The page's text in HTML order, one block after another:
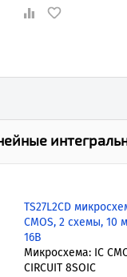
TS27L2CD
CMOS, 2 схемы, 10
16В
Микросхема: IC
CIRCUIT 8SOIC